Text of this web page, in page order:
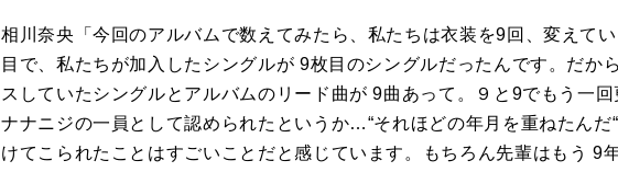
相川奈央「今回のアルバムで数えてみたら、私たちは衣装を9回、変えて
目で、私たちが加入したシングルが 9枚目のシングルだったんです。だか
スしていたシングルとアルバムのリード曲が 9曲あって。９と 9でもう一
ナナニジの一員として認められたというか…“それほどの年月を重ねたん
けてこられたことはすごいことだと感じています。もちろん先輩はもう 9